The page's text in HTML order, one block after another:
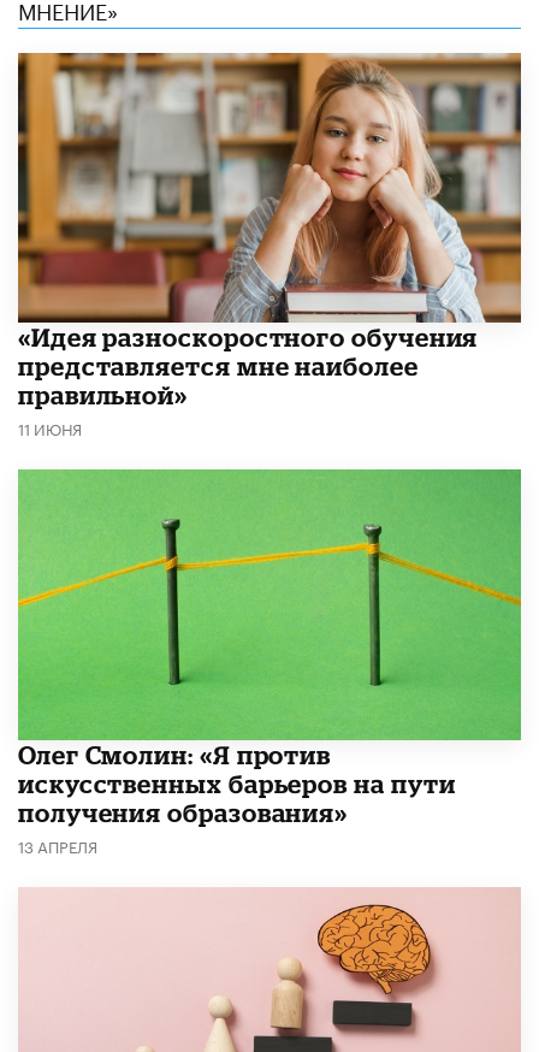
МНЕНИЕ»
«Идея разноскоростного обучения
представляется мне наиболее
правильной»
11 ИЮНЯ
Олег Смолин: «Я против
искусственных барьеров на пути
получения образования»
13 АПРЕЛЯ